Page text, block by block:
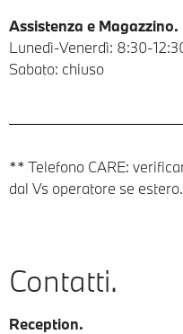
Assistenza e Magazzino.
Lunedì-Venerdì: 8:30-
Sabato: chiuso
** Telefono CARE:
dal Vs operatore se estero.
Contatti.
Reception.